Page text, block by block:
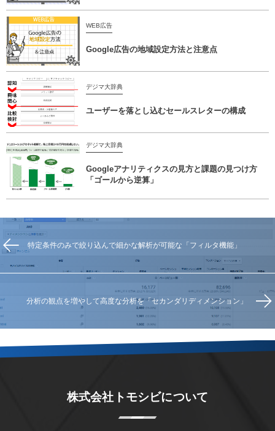
WEB広告
Google広告の地域設定方法と注意点
デジマ大辞典
ユーザーを落とし込むセールスレターの構成
デジマ大辞典
Googleアナリティクスの見方と課題の見つけ方
「ゴールから逆算」
特定条件のみで絞り込んで細かな解析が可能な「フィルタ機能」
分析の観点を増やして高度な分析を「セカンダリディメンション」
株式会社トモシビについて